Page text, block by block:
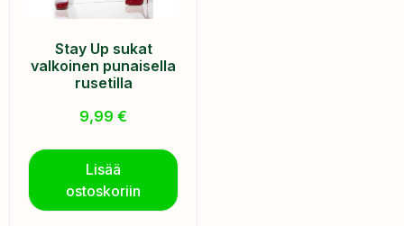
Stay Up sukat
valkoinen punaisella
rusetilla
9,99 €
Lisää
ostoskoriin